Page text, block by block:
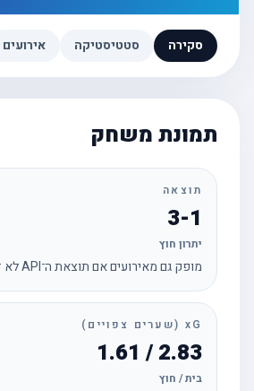
סקירה סטטיסטיקה אירועים
תמונת משחק
תוצאה
3-1
יתרון חוץ
מופק גם מאירועים אם תוצאת ה־API לא זמינה
xG (שערים צפויים)
2.83 / 1.61
בית / חוץ